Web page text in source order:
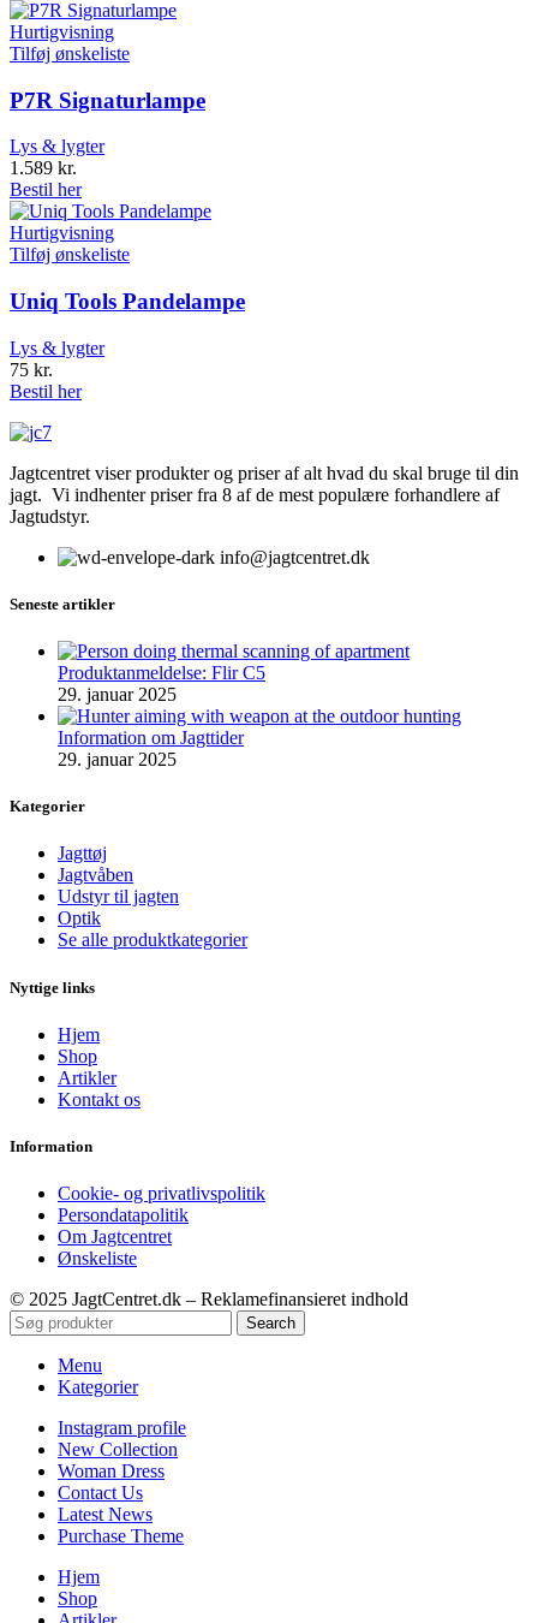
Hurtigvisning
Tilføj ønskeliste
P7R Signaturlampe
Lys & lygter
1.589 kr.
Bestil her
Hurtigvisning
Tilføj ønskeliste
Uniq Tools Pandelampe
Lys & lygter
75 kr.
Bestil her
Jagtcentret viser produkter og priser af alt hvad du skal bruge til din
jagt. Vi indhenter priser fra 8 af de mest populære forhandlere af
Jagtudstyr.
info@jagtcentret.dk
Seneste artikler
Produktanmeldelse: Flir C5
29. januar 2025
Information om Jagttider
29. januar 2025
Kategorier
Jagttøj
Jagtvåben
Udstyr til jagten
Optik
Se alle produktkategorier
Nyttige links
Hjem
Shop
Artikler
Kontakt os
Information
Cookie- og privatlivspolitik
Persondatapolitik
Om Jagtcentret
Ønskeliste
© 2025 JagtCentret.dk – Reklamefinansieret indhold
Search
Menu
Kategorier
Instagram profile
New Collection
Woman Dress
Contact Us
Latest News
Purchase Theme
Hjem
Shop